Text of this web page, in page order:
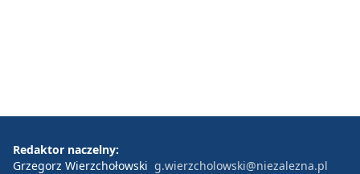
Redaktor naczelny:
Grzegorz Wierzchołowski g.wierzcholowski@niezalezna.pl